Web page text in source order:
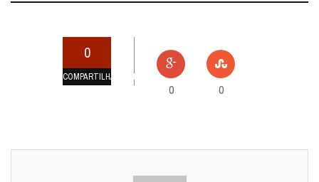
0
COMPARTILHAMENTOS
0 0